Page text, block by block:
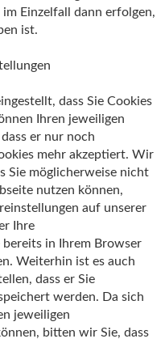
Einzelfall dann erfolgen,
ist.
dass Sie Cookies
Ihren jeweiligen
er nur noch
mehr akzeptiert. Wir
Sie möglicherweise nicht
nutzen können,
auf unserer
Ihre
bereits in Ihrem Browser
Weiterhin ist es auch
dass er Sie
werden. Da sich
jeweiligen
bitten wir Sie, dass